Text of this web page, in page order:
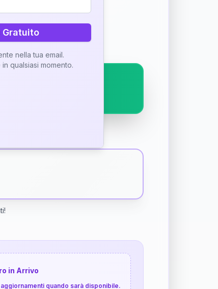
interpretazione
in Arrivo
quando sarà disponibile.
Gratuito
nella tua email.
qualsiasi momento.